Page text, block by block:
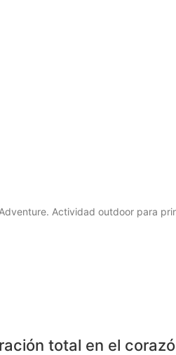
Actividad outdoor para
total en el